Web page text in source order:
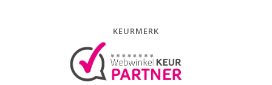
KEURMERK